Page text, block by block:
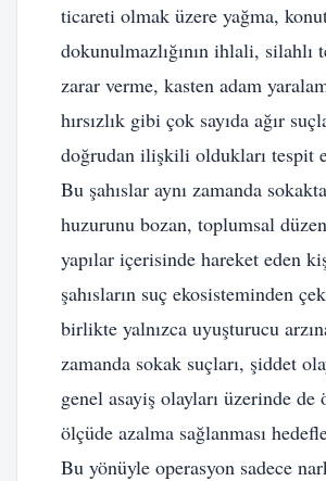
ticareti olmak üzere yağma,
dokunulmazlığının ihlali, silahlı
zarar verme, kasten adam
hırsızlık gibi çok sayıda ağır
doğrudan ilişkili oldukları tespit
Bu şahıslar aynı zamanda
huzurunu bozan, toplumsal
yapılar içerisinde hareket eden
şahısların suç ekosisteminden
birlikte yalnızca uyuşturucu
zamanda sokak suçları, şiddet
genel asayiş olayları üzerinde de
ölçüde azalma sağlanması
Bu yönüyle operasyon sadece